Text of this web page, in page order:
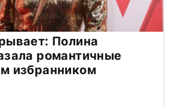
Полина
романтичные
избранником